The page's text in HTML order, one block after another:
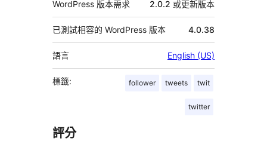
WordPress 版本需求 2.0.2 或更新版本
已測試相容的 WordPress 版本 4.0.38
語言 English (US)
標籤: follower tweets twit
twitter
評分